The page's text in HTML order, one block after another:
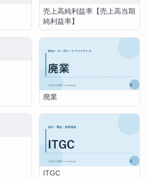
売上高純利益率【売上高当期
純利益率】
廃業
ITGC